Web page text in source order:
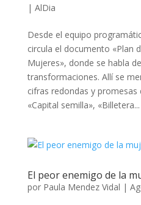
| AlDia
Desde el equipo
circula el documento «Plan
Mujeres», donde se habla
transformaciones. Allí se
cifras redondas y
«Capital semilla», «Billetera...
El peor enemigo de la
por Paula Mendez Vidal |